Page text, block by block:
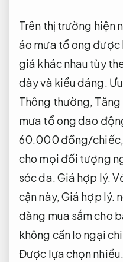
Trên thị trường hiện
áo mưa tổ ong được
giá khác nhau tùy
dày và kiểu dáng.
Thông thường, Tăng
mưa tổ ong dao
60.000 đồng/chiếc,
cho mọi đối tượng
sóc da.Giá hợp lý.
cận này,Giá hợp lý.
dàng mua sắm cho
không cần lo ngại
Được lựa chọn nhiều.